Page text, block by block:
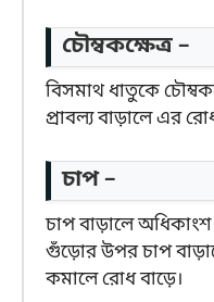
চৌম্বকক্ষেত্র –
বিসমাথ ধাতুকে
প্রাবল্য বাড়ালে এর
চাপ –
চাপ বাড়ালে
গুঁড়োর উপর চাপ
কমালে রোধ বাড়ে।